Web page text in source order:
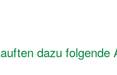
dazu folgende